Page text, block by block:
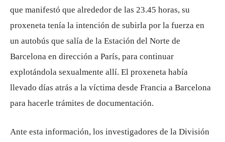
que manifestó que alrededor de las 23.45 horas, su
proxeneta tenía la intención de subirla por la fuerza en
un autobús que salía de la Estación del Norte de
Barcelona en dirección a París, para continuar
explotándola sexualmente allí. El proxeneta había
llevado días atrás a la víctima desde Francia a Barcelona
para hacerle trámites de documentación.
Ante esta información, los investigadores de la División